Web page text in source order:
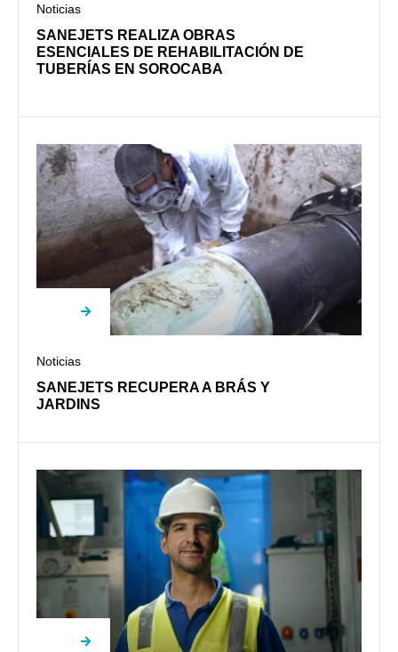
Noticias
SANEJETS REALIZA OBRAS
ESENCIALES DE REHABILITACIÓN DE
TUBERÍAS EN SOROCABA
Noticias
SANEJETS RECUPERA A BRÁS Y
JARDINS